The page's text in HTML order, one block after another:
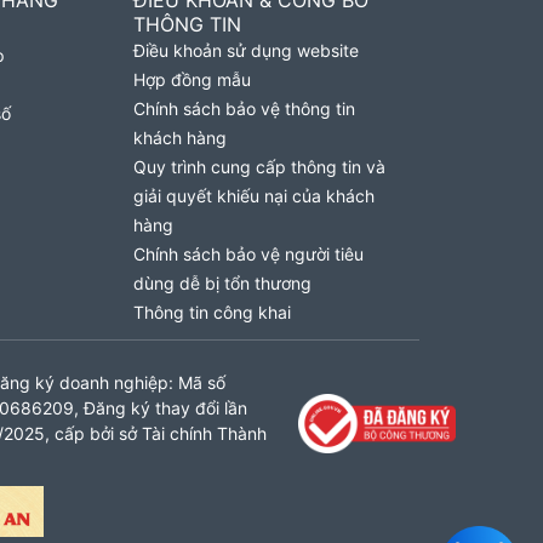
THÔNG TIN
Điều khoản sử dụng website
Hợp đồng mẫu
Chính sách bảo vệ thông tin
khách hàng
Quy trình cung cấp thông tin và
giải quyết khiếu nại của khách
hàng
Chính sách bảo vệ người tiêu
dùng dễ bị tổn thương
Thông tin công khai
ký doanh nghiệp: Mã số
Đăng ký thay đổi lần
cấp bởi sở Tài chính Thành